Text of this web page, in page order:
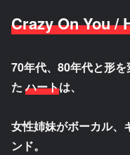
Crazy On You /
70年代、80年代と形
たハートは、
女性姉妹がボーカル、
ンド。